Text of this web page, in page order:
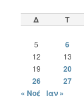
Δ Τ
5 6
12 13
19 20
26
27
« Νοέ Ιαν »